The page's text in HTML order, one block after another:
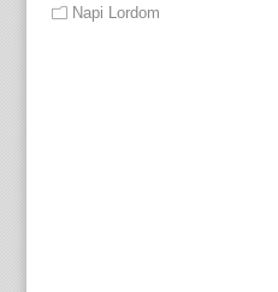
Napi Lordom